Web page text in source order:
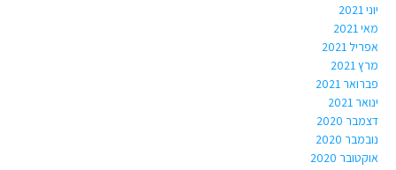
יוני 2021
מאי 2021
אפריל 2021
מרץ 2021
פברואר 2021
ינואר 2021
דצמבר 2020
נובמבר 2020
אוקטובר 2020